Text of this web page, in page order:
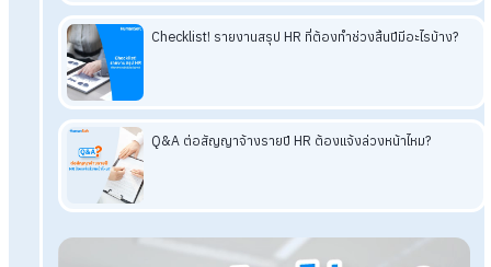
โปรแกรมเงินเดือน HumanSoft
ทดลองใช้ฟรี 30 วัน ครบทุกฟังก์ชัน
บริการขึ้นระบบ ฟรี
ทดลองใช้งานฟรี